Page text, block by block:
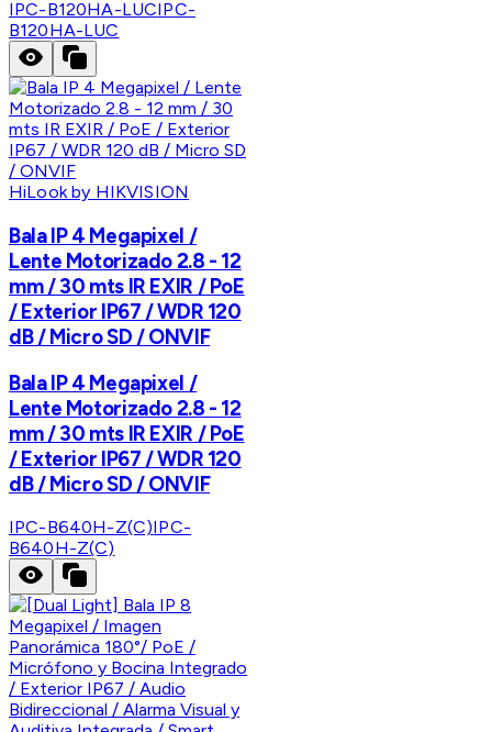
IPC-B120HA-LUCIPC-
B120HA-LUC
HiLook by HIKVISION
Bala IP 4 Megapixel /
Lente Motorizado 2.8 - 12
mm / 30 mts IR EXIR / PoE
/ Exterior IP67 / WDR 120
dB / Micro SD / ONVIF
Bala IP 4 Megapixel /
Lente Motorizado 2.8 - 12
mm / 30 mts IR EXIR / PoE
/ Exterior IP67 / WDR 120
dB / Micro SD / ONVIF
IPC-B640H-Z(C)IPC-
B640H-Z(C)